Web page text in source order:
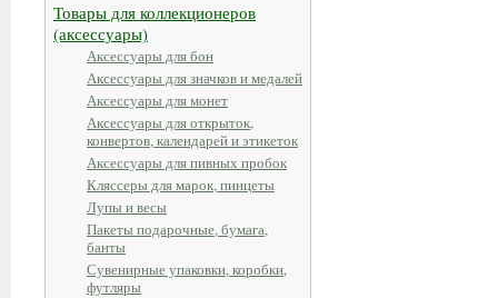
Товары для коллекционеров
(аксессуары)
Аксессуары для бон
Аксессуары для значков и медалей
Аксессуары для монет
Аксессуары для открыток,
конвертов, календарей и этикеток
Аксессуары для пивных пробок
Кляссеры для марок, пинцеты
Лупы и весы
Пакеты подарочные, бумага,
банты
Сувенирные упаковки, коробки,
футляры